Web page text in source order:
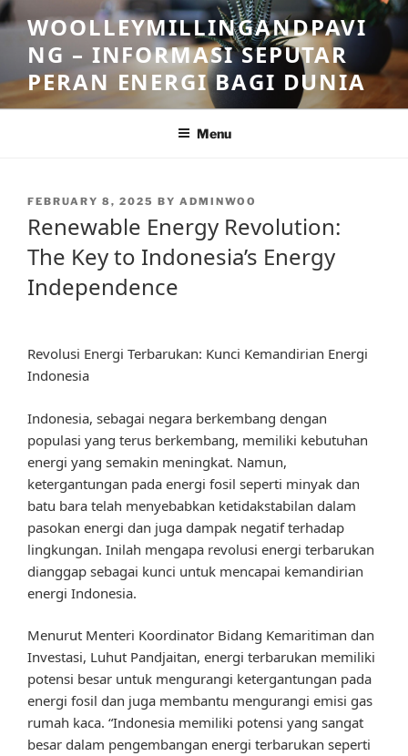
Skip
to
content
WOOLLEYMILLINGANDPAVI
NG – INFORMASI SEPUTAR
PERAN ENERGI BAGI DUNIA
Menu
POSTED
FEBRUARY 8, 2025 BY ADMINWOO
Renewable Energy Revolution:
The Key to Indonesia’s Energy
Independence
Revolusi Energi Terbarukan: Kunci Kemandirian Energi
Indonesia
Indonesia, sebagai negara berkembang dengan
populasi yang terus berkembang, memiliki kebutuhan
energi yang semakin meningkat. Namun,
ketergantungan pada energi fosil seperti minyak dan
batu bara telah menyebabkan ketidakstabilan dalam
pasokan energi dan juga dampak negatif terhadap
lingkungan. Inilah mengapa revolusi energi terbarukan
dianggap sebagai kunci untuk mencapai kemandirian
energi Indonesia.
Menurut Menteri Koordinator Bidang Kemaritiman dan
Investasi, Luhut Pandjaitan, energi terbarukan memiliki
potensi besar untuk mengurangi ketergantungan pada
energi fosil dan juga membantu mengurangi emisi gas
rumah kaca. “Indonesia memiliki potensi yang sangat
besar dalam pengembangan energi terbarukan seperti